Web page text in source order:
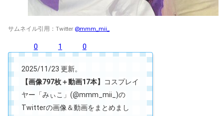
サムネイル引用：Twitter @mmm_mii_
0 1 0
2025/11/23 更新。
【画像797枚＋動画17本】
コスプレイ
ヤー「みぃこ」(@mmm_mii_)の
Twitterの画像＆動画をまとめまし